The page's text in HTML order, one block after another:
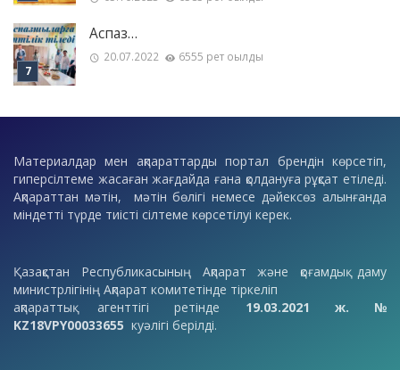
Аспаз…
20.07.2022 6555 рет оқылды
Материалдар мен ақпараттарды портал брендін көрсетіп,
гиперсілтеме жасаған жағдайда ғана қолдануға рұқсат етіледі.
Ақпараттан мәтін, мәтін бөлігі немесе дәйексөз алынғанда
міндетті түрде тиісті сілтеме көрсетілуі керек.
Қазақстан Республикасының Ақпарат және қоғамдық даму
министрлігінің Ақпарат комитетінде тіркеліп
ақпараттық агенттігі ретінде 19.03.2021 ж. №
KZ18VPY00033655 куәлігі берілді.